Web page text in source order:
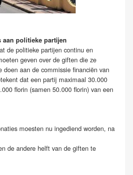
aan politieke partijen
de politieke partijen continu en
geven over de giften die ze
doen aan de commissie financiën van
dat een partij maximaal 30.000
florin (samen 50.000 florin) van een
moesten nu ingediend worden, na
de andere helft van de giften te